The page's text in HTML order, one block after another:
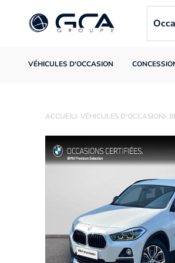
VÉHICULES D'OCCASION
ACCUEIL VÉHICULES D'OCCASION